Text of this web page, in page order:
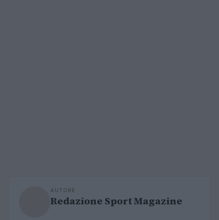
AUTORE
Redazione Sport Magazine